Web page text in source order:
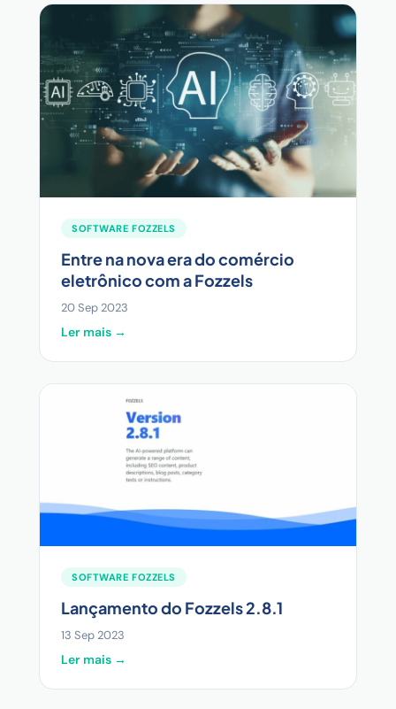
SOFTWARE FOZZELS
Entre na nova era do comércio
eletrônico com a Fozzels
20 Sep 2023
Ler mais →
SOFTWARE FOZZELS
Lançamento do Fozzels 2.8.1
13 Sep 2023
Ler mais →